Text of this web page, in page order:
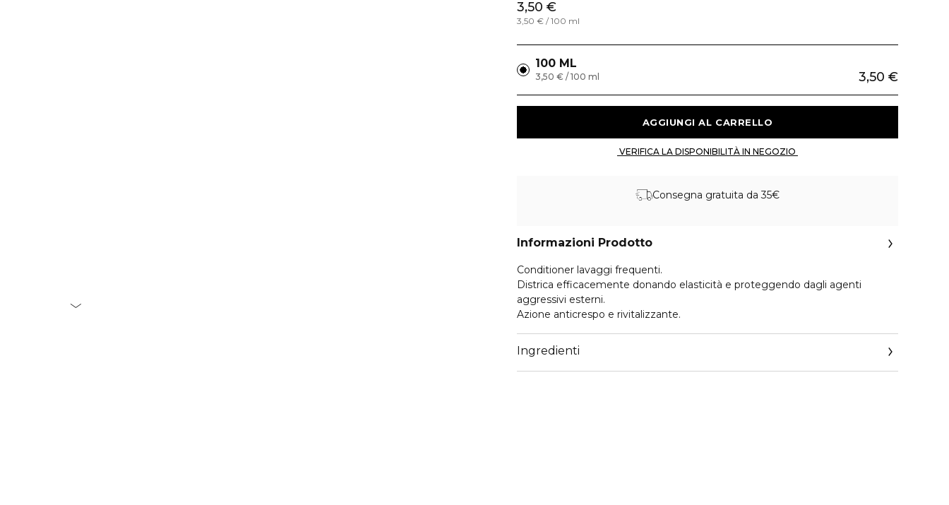
3,50 €
3,50 € / 100 ml
100 ML
3,50 €
3,50 € / 100 ml
Consegna gratuita da 35€
Informazioni Prodotto
Conditioner lavaggi frequenti.
Districa efficacemente donando elasticità e proteggendo dagli agenti
aggressivi esterni.
Azione anticrespo e rivitalizzante.
Ingredienti